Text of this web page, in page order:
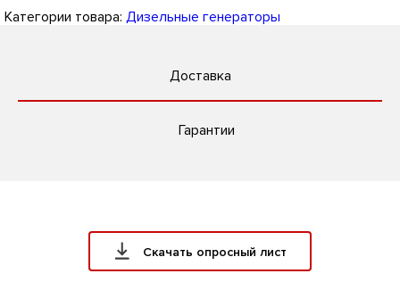
Категории товара: Дизельные генераторы
Доставка
Гарантии
Скачать опросный лист